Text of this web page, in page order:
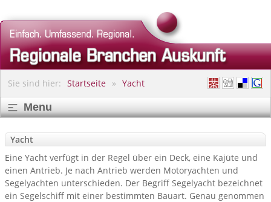
Sie sind hier: Startseite Yacht
Menu
Yacht
Eine Yacht verfügt in der Regel über ein Deck, eine Kajüte und
einen Antrieb. Je nach Antrieb werden Motoryachten und
Segelyachten unterschieden. Der Begriff Segelyacht bezeichnet
ein Segelschiff mit einer bestimmten Bauart. Genau genommen